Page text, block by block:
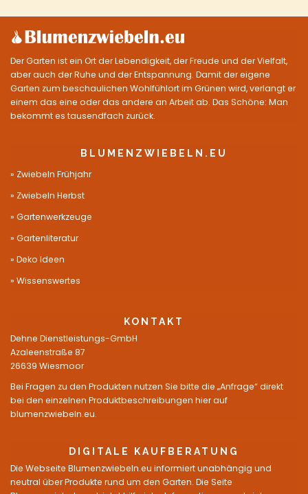
Der Garten ist ein Ort der Lebendigkeit, der Freude und der Vielfalt,
aber auch der Ruhe und der Entspannung. Damit der eigene
Garten zum beschaulichen Wohlfühlort im Grünen wird, verlangt er
einem das eine oder das andere an Arbeit ab. Das Schöne: Man
bekommt es tausendfach zurück.
BLUMENZWIEBELN.EU
Zwiebeln Frühjahr
Zwiebeln Herbst
Gartenwerkzeuge
Gartenliteratur
Deko Ideen
Wissenswertes
KONTAKT
Dehne Dienstleistungs-GmbH
Azaleenstraße 87
26639 Wiesmoor
Bei Fragen zu den Produkten nutzen Sie bitte die „Anfrage“ direkt
bei den einzelnen Produktbeschreibungen hier auf
blumenzwiebeln.eu.
DIGITALE KAUFBERATUNG
Die Webseite Blumenzwiebeln.eu informiert unabhängig und
neutral über Produkte rund um den Garten. Die Seite